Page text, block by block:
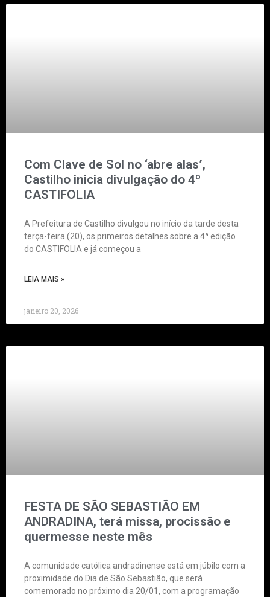
Com Clave de Sol no ‘abre alas’,
Castilho inicia divulgação do 4º
CASTIFOLIA
A Prefeitura de Castilho divulgou no início da tarde desta
terça-feira (20), os primeiros detalhes sobre a 4ª edição
do CASTIFOLIA e já começou a
LEIA MAIS »
janeiro 20, 2026
FESTA DE SÃO SEBASTIÃO EM
ANDRADINA, terá missa, procissão e
quermesse neste mês
A comunidade católica andradinense está em júbilo com a
proximidade do Dia de São Sebastião, que será
comemorado no próximo dia 20/01, com a programação